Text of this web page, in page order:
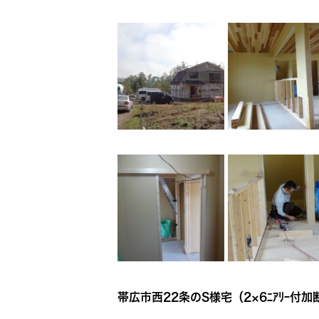
帯広市西22条のS様宅（2×6ﾆｱﾘｰ付加